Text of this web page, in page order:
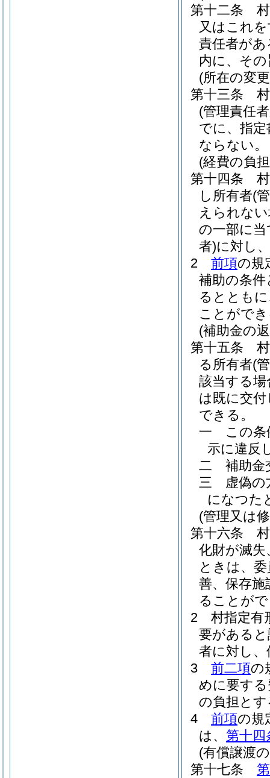
第十二条
又はこれ
責任者が
内に、そ
(所在の変
第十三条
(管理責任
でに、指
ならない。
(経費の負
第十四条
し所有者(
えられな
の一部に
者)に対し
2
前項の規
補助の条
るととも
ことがで
(補助金の
第十五条
る所有者(
該当する
は既に交
できる。
一
この
示に違反
二
補助金
三
虚偽
になつた
(管理又は
第十六条
化財が滅
ときは、
善、保存
ることが
2
村指定有
要がある
者に対し
3
前二項の
めに要す
の負担と
4
前項の規
は、 第十四
(有償譲渡
第十七条